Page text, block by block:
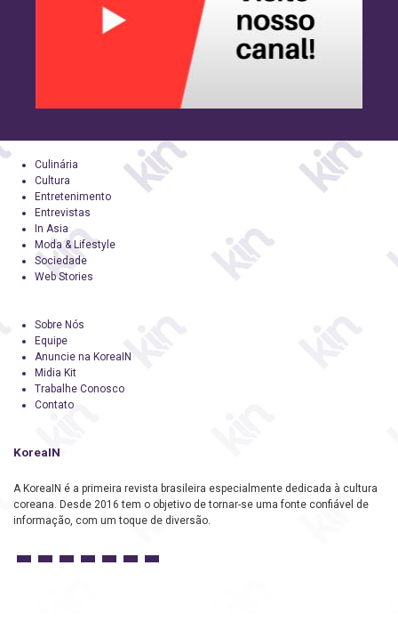
Culinária
Cultura
Entretenimento
Entrevistas
In Asia
Moda & Lifestyle
Sociedade
Web Stories
Sobre Nós
Equipe
Anuncie na KoreaIN
Midia Kit
Trabalhe Conosco
Contato
KoreaIN
A KoreaIN é a primeira revista brasileira especialmente dedicada à cultura
coreana. Desde 2016 tem o objetivo de tornar-se uma fonte confiável de
informação, com um toque de diversão.